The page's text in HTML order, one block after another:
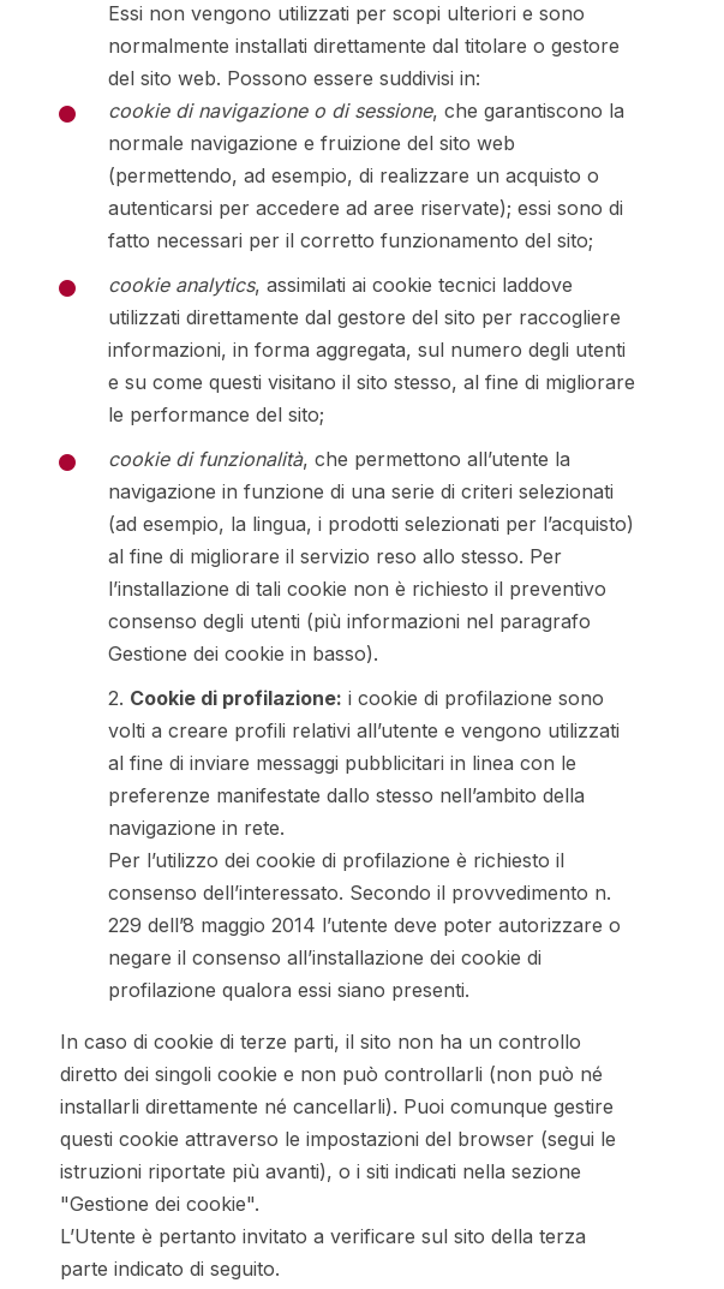
Essi non vengono utilizzati per scopi ulteriori e sono
normalmente installati direttamente dal titolare o gestore
del sito web. Possono essere suddivisi in:
cookie di navigazione o di sessione, che garantiscono la
normale navigazione e fruizione del sito web
(permettendo, ad esempio, di realizzare un acquisto o
autenticarsi per accedere ad aree riservate); essi sono di
fatto necessari per il corretto funzionamento del sito;
cookie analytics, assimilati ai cookie tecnici laddove
utilizzati direttamente dal gestore del sito per raccogliere
informazioni, in forma aggregata, sul numero degli utenti
e su come questi visitano il sito stesso, al fine di migliorare
le performance del sito;
cookie di funzionalità, che permettono all’utente la
navigazione in funzione di una serie di criteri selezionati
(ad esempio, la lingua, i prodotti selezionati per l’acquisto)
al fine di migliorare il servizio reso allo stesso. Per
l’installazione di tali cookie non è richiesto il preventivo
consenso degli utenti (più informazioni nel paragrafo
Gestione dei cookie in basso).
2. Cookie di profilazione: i cookie di profilazione sono
volti a creare profili relativi all’utente e vengono utilizzati
al fine di inviare messaggi pubblicitari in linea con le
preferenze manifestate dallo stesso nell’ambito della
navigazione in rete.
Per l’utilizzo dei cookie di profilazione è richiesto il
consenso dell’interessato. Secondo il provvedimento n.
229 dell’8 maggio 2014 l’utente deve poter autorizzare o
negare il consenso all’installazione dei cookie di
profilazione qualora essi siano presenti.
In caso di cookie di terze parti, il sito non ha un controllo
diretto dei singoli cookie e non può controllarli (non può né
installarli direttamente né cancellarli). Puoi comunque gestire
questi cookie attraverso le impostazioni del browser (segui le
istruzioni riportate più avanti), o i siti indicati nella sezione
"Gestione dei cookie".
L’Utente è pertanto invitato a verificare sul sito della terza
parte indicato di seguito.